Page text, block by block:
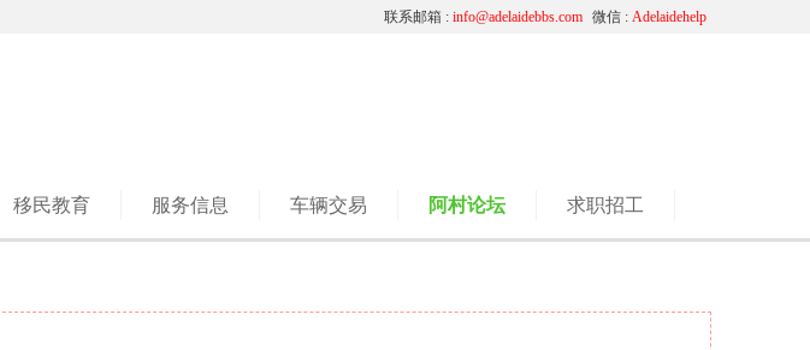
微信 : Adelaidehelp
联系邮箱 : info@adelaidebbs.com
移民教育 服务信息 车辆交易 阿村论坛 求职招工